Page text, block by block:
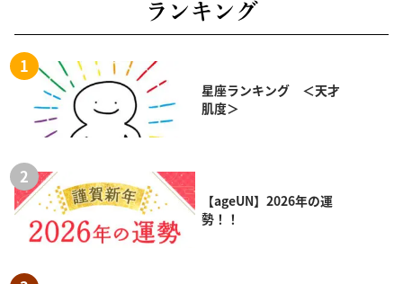
ランキング
星座ランキング ＜天才
肌度＞
【ageUN】2026年の運
勢！！